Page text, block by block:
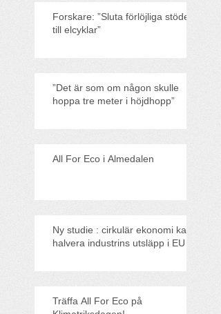
Forskare: ”Sluta förlöjliga stödet
till elcyklar”
”Det är som om någon skulle
hoppa tre meter i höjdhopp”
All For Eco i Almedalen
Ny studie : cirkulär ekonomi kan
halvera industrins utsläpp i EU
Träffa All For Eco på